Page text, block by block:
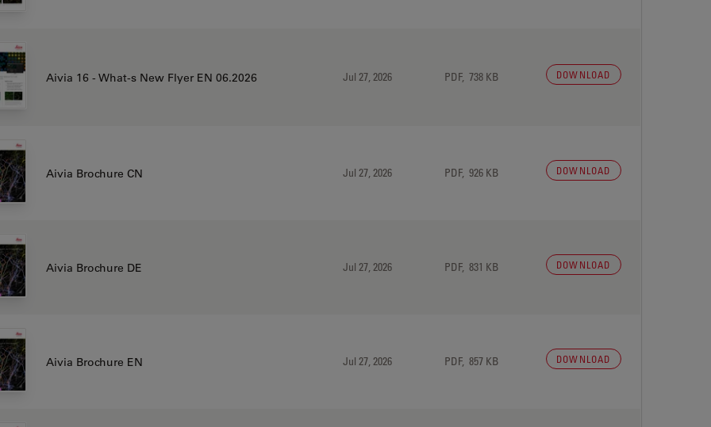
Aivia 16 - What-s New Flyer EN 06.2026 Jul 27, 2026 PDF, 738 KB DOWNLOAD
Aivia Brochure CN Jul 27, 2026 PDF, 926 KB DOWNLOAD
Aivia Brochure DE Jul 27, 2026 PDF, 831 KB DOWNLOAD
Aivia Brochure EN Jul 27, 2026 PDF, 857 KB DOWNLOAD